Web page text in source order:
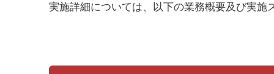
実施詳細については、以下の業務概要及び実施